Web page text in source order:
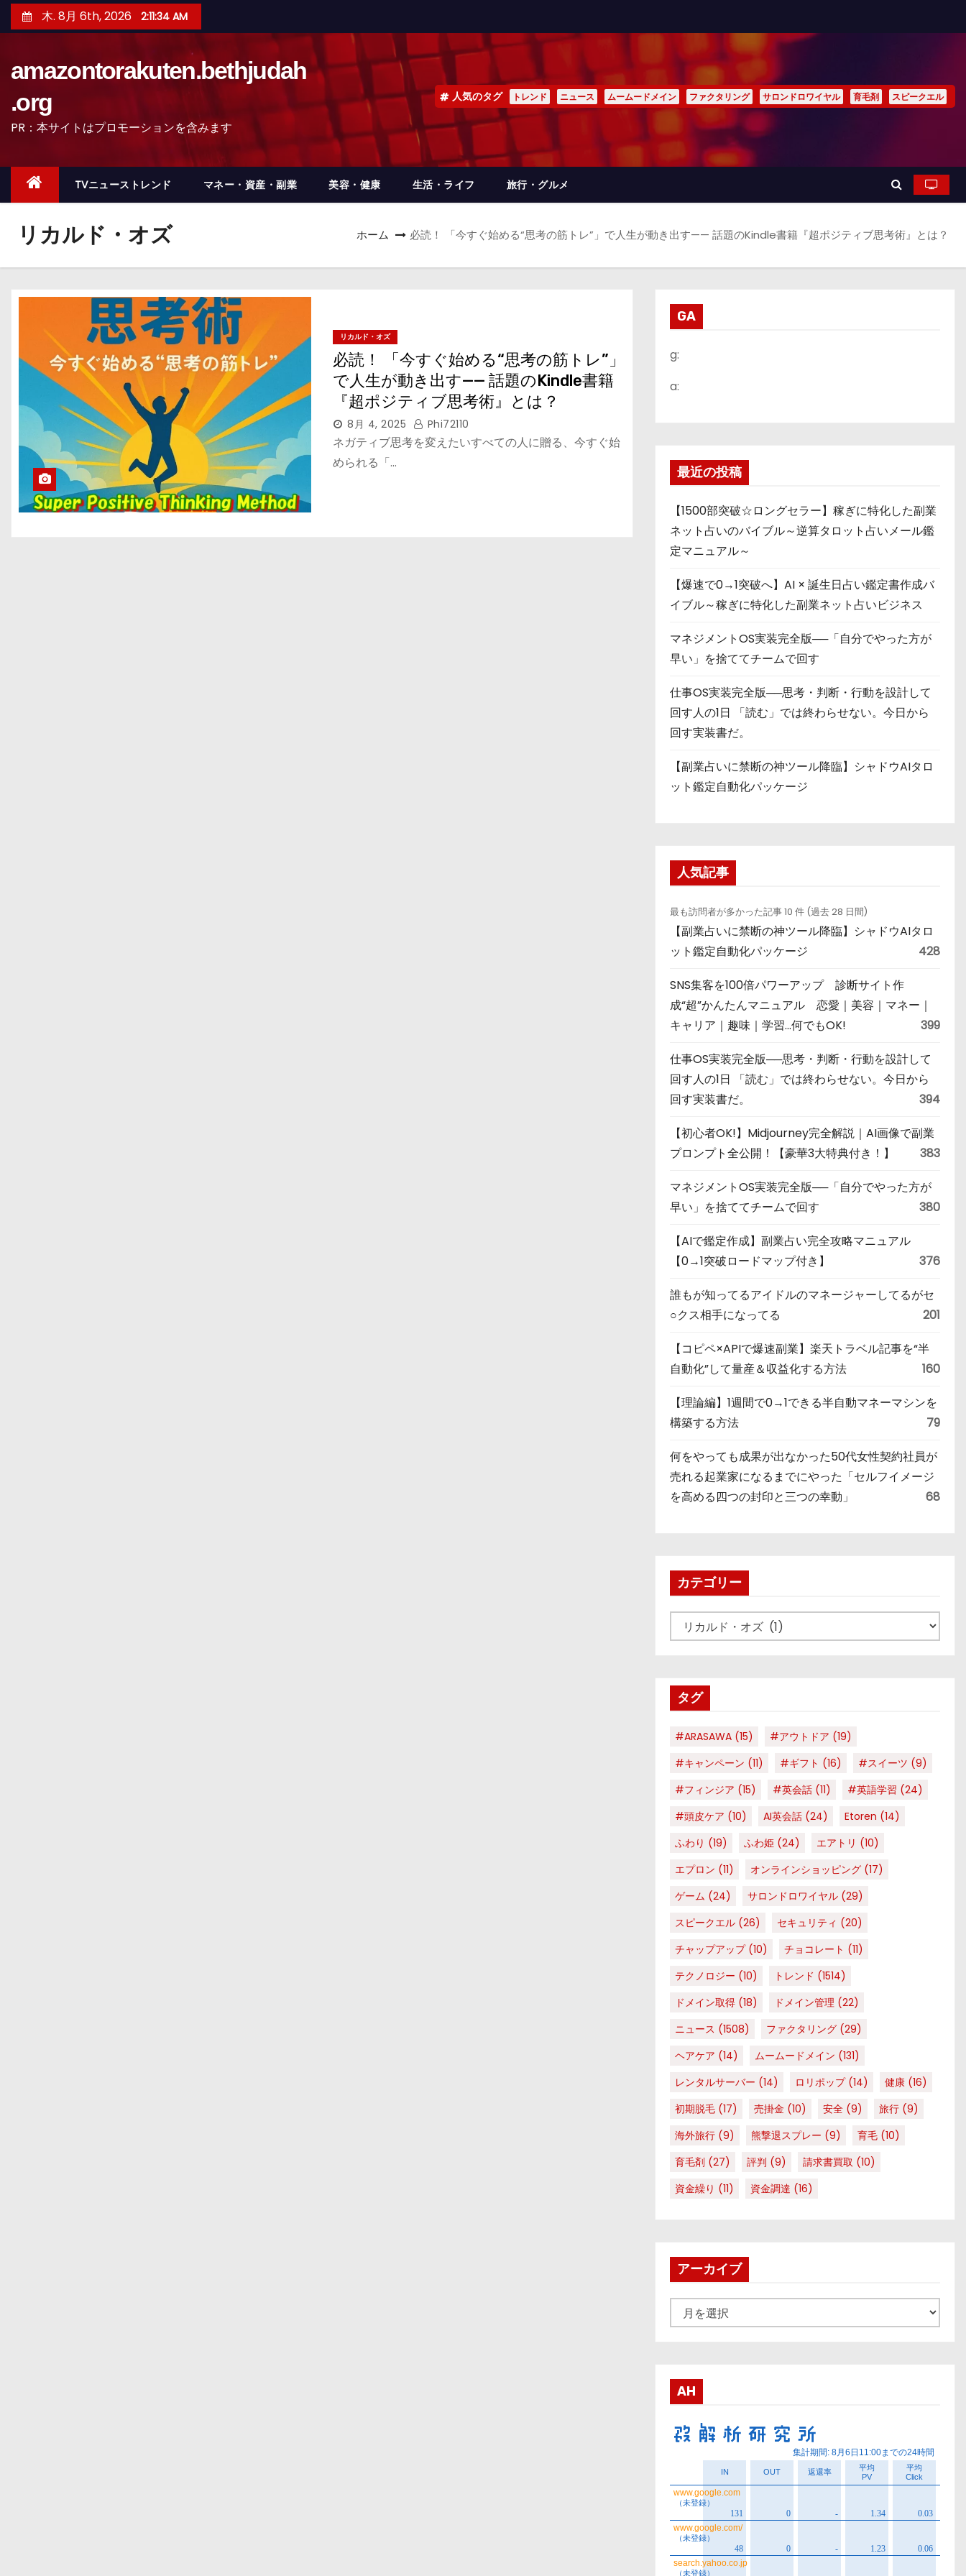
ン
ッ
木. 8月 6th, 2026 2:11:35 AM
amazontorakuten.bethjudah
.org
PR：本サイトはプロモーションを含みます
人気のタグ トレンド ニュース ムームードメイン ファクタリング サロンドロワイヤル 育毛剤 スピークエル
TVニューストレンド マネー・資産・副業 美容・健康 生活・ライフ 旅行・グルメ
リカルド・オズ ホーム 必読！ 「今すぐ始める“思考の筋トレ”」で人生が動き出す—— 話題のKindle書籍『超ポジティブ思考術』とは？
リカルド・オズ
必読！ 「今すぐ始める“思考の筋トレ”」
で人生が動き出す—— 話題のKindle書籍
『超ポジティブ思考術』とは？
8月 4, 2025 Phi72110
ネガティブ思考を変えたいすべての人に贈る、今すぐ始
められる「…
GA
g:
a:
最近の投稿
【1500部突破☆ロングセラー】稼ぎに特化した副業
ネット占いのバイブル～逆算タロット占いメール鑑
定マニュアル～
【爆速で0→1突破へ】AI × 誕生日占い鑑定書作成バ
イブル～稼ぎに特化した副業ネット占いビジネス
マネジメントOS実装完全版──「自分でやった方が
早い」を捨ててチームで回す
仕事OS実装完全版──思考・判断・行動を設計して
回す人の1日 「読む」では終わらせない。今日から
回す実装書だ。
【副業占いに禁断の神ツール降臨】シャドウAIタロ
ット鑑定自動化パッケージ
人気記事
最も訪問者が多かった記事 10 件 (過去 28 日間)
【副業占いに禁断の神ツール降臨】シャドウAIタロ
ット鑑定自動化パッケージ
428
SNS集客を100倍パワーアップ 診断サイト作
成“超”かんたんマニュアル 恋愛｜美容｜マネー｜
キャリア｜趣味｜学習…何でもOK!
399
仕事OS実装完全版──思考・判断・行動を設計して
回す人の1日 「読む」では終わらせない。今日から
回す実装書だ。
394
【初心者OK!】Midjourney完全解説｜AI画像で副業
プロンプト全公開！【豪華3大特典付き！】
383
マネジメントOS実装完全版──「自分でやった方が
早い」を捨ててチームで回す
380
【AIで鑑定作成】副業占い完全攻略マニュアル
【0→1突破ロードマップ付き】
376
誰もが知ってるアイドルのマネージャーしてるがセ
○クス相手になってる
201
【コピペ×APIで爆速副業】楽天トラベル記事を“半
自動化”して量産＆収益化する方法
160
【理論編】1週間で0→1できる半自動マネーマシンを
構築する方法
79
何をやっても成果が出なかった50代女性契約社員が
売れる起業家になるまでにやった「セルフイメージ
を高める四つの封印と三つの幸動」
68
カテゴリー
テ
ータグ
#ARASAWA (15) #アウトドア (19)
#キャンペーン (11) #ギフト (16) #スイーツ (9)
#フィンジア (15) #英会話 (11) #英語学習 (24)
#頭皮ケア (10) AI英会話 (24) Etoren (14)
ふわり (19) ふわ姫 (24) エアトリ (10)
エプロン (11) オンラインショッピング (17)
ゲーム (24) サロンドロワイヤル (29)
スピークエル (26) セキュリティ (20)
チャップアップ(10) チョコレート (11)
テクノロジー (10) トレンド (1514)
ドメイン取得 (18) ドメイン管理 (22)
ニュース (1508) ファクタリング (29)
ヘアケア (14) ムームードメイン (131)
レンタルサーバー (14) ロリポップ(14) 健康 (16)
初期脱毛 (17) 売掛金 (10) 安全 (9) 旅行 (9)
海外旅行 (9) 熊撃退スプレー (9) 育毛 (10)
育毛剤 (27) 評判 (9) 請求書買取 (10)
資金繰り (11) 資金調達 (16)
アーカイブ
ー
ブ
AH